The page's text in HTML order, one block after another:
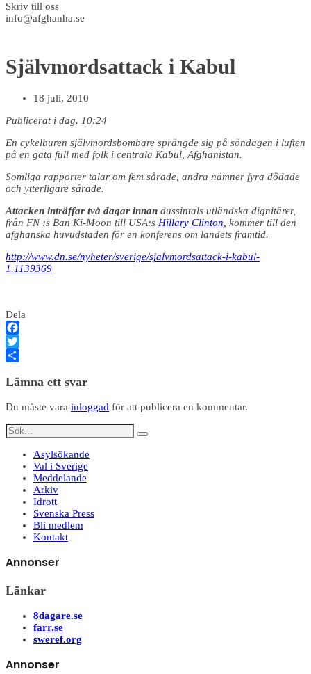
Skriv till oss
info@afghanha.se
Självmordsattack i Kabul
18 juli, 2010
Publicerat i dag. 10:24
En cykelburen självmordsbombare sprängde sig på söndagen i luften
på en gata full med folk i centrala Kabul, Afghanistan.
Somliga rapporter talar om fem sårade, andra nämner fyra dödade
och ytterligare sårade.
Attacken inträffar två dagar innan dussintals utländska dignitärer,
från FN :s Ban Ki-Moon till USA:s Hillary Clinton , kommer till den
afghanska huvudstaden för en konferens om landets framtid.
http://www.dn.se/nyheter/sverige/sjalvmordsattack-i-kabul-
1.1139369
Dela
Facebook
Twitter
Lämna ett svar
Du måste vara inloggad för att publicera en kommentar.
Asylsökande
Val i Sverige
Meddelande
Arkiv
Idrott
Svenska Press
Bli medlem
Kontakt
Annonser
Länkar
8dagare.se
farr.se
sweref.org
Annonser